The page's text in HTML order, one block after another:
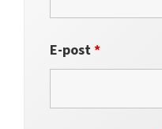
E-post*